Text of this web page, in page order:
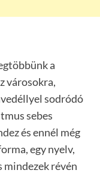
a
városokra,
sodródó
sebes
és ennél még
egy nyelv,
mindezek révén